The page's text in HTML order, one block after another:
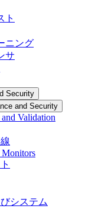
ト
ニング
サ
Security
and Security
Validation
Monitors
システム